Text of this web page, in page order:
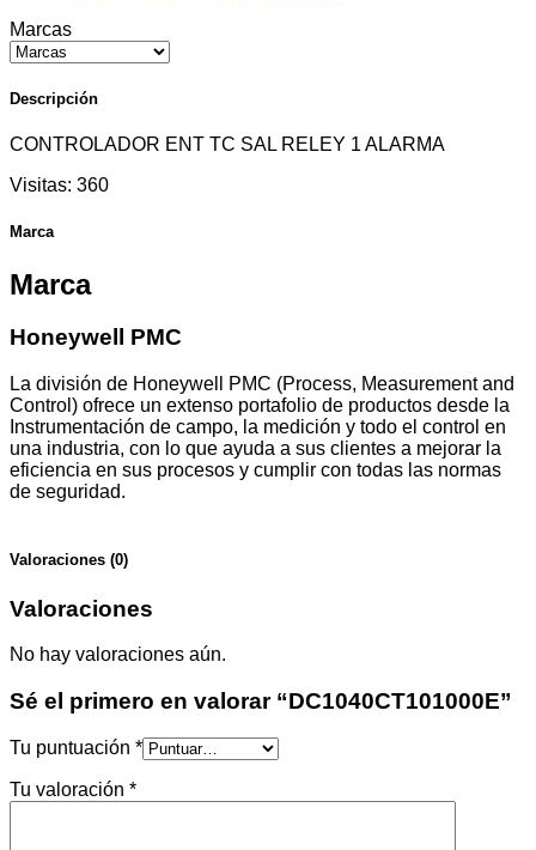
Marcas
Descripción
CONTROLADOR ENT TC SAL RELEY 1 ALARMA
Visitas: 360
Marca
Marca
Honeywell PMC
La división de Honeywell PMC (Process, Measurement and
Control) ofrece un extenso portafolio de productos desde la
Instrumentación de campo, la medición y todo el control en
una industria, con lo que ayuda a sus clientes a mejorar la
eficiencia en sus procesos y cumplir con todas las normas
de seguridad.
Valoraciones (0)
Valoraciones
No hay valoraciones aún.
Sé el primero en valorar “DC1040CT101000E”
Tu puntuación *
Tu valoración *